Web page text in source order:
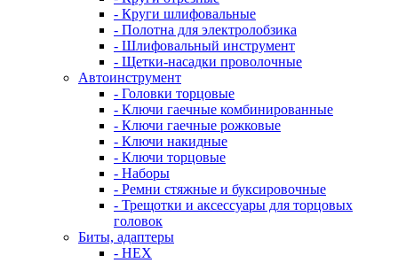
- Круги шлифовальные
- Полотна для электролобзика
- Шлифовальный инструмент
- Щетки-насадки проволочные
Автоинструмент
- Головки торцовые
- Ключи гаечные комбинированные
- Ключи гаечные рожковые
- Ключи накидные
- Ключи торцовые
- Наборы
- Ремни стяжные и буксировочные
- Трещотки и аксессуары для торцовых
головок
Биты, адаптеры
- HEX